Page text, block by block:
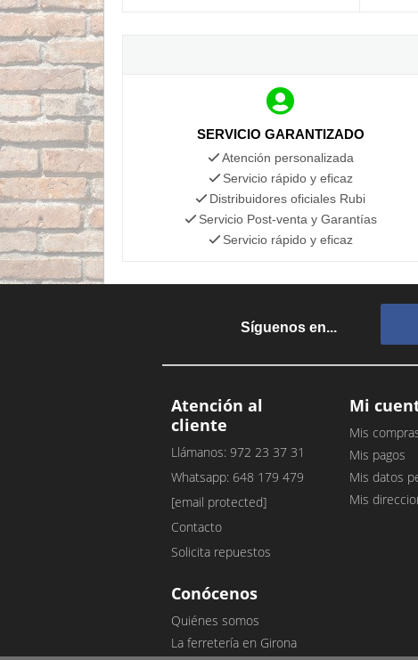
SERVICIO GARANTIZADO
Atención personalizada
Servicio rápido y eficaz
Distribuidores oficiales Rubi
Servicio Post-venta y Garantías
Servicio rápido y eficaz
Síguenos en...
Atención al
cliente
Llámanos: 972 23 37 31
Whatsapp: 648 179 479
[email protected]
Contacto
Solicita repuestos
Conócenos
Quiénes somos
La ferretería en Girona
Mi
Mis
Mis pagos
Mis datos
Mis